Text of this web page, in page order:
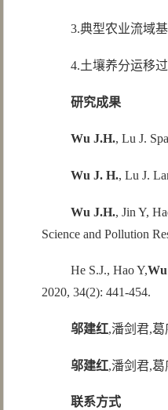
3.典型农业流域
4.土壤养分运移
研究成果
Wu J.H., Lu J.
Wu J. H., Lu J.
Wu J.H., Jin Y,
Science and Pollution
He S.J., Hao Y,
2020, 34(2): 441-454.
邬建红,潘剑君,葛
邬建红,潘剑君,葛
联系方式